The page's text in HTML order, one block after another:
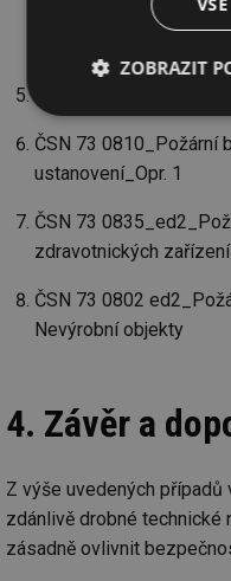
podmínky požárních
ČSN 73 0810_Požární
ustanovení_Opr. 1
ČSN 73
zdravotnických
ČSN 73 0802
Nevýrobní objekty
4. Závěr a
Z výše uvedených případů
zdánlivě drobné technické
zásadně ovlivnit
ZOBRAZIT
Nezbytně
nutné
soubory
Funkční
Nezbytně nutné
Nezbytně nutné
funkce webových